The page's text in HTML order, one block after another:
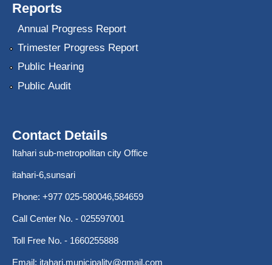
Reports
Annual Progress Report
Trimester Progress Report
Public Hearing
Public Audit
Contact Details
Itahari sub-metropolitan city Office
itahari-6,sunsari
Phone: +977 025-580046,584659
Call Center No. - 025597001
Toll Free No. - 1660255888
Email: itahari.municipality@gmail.com